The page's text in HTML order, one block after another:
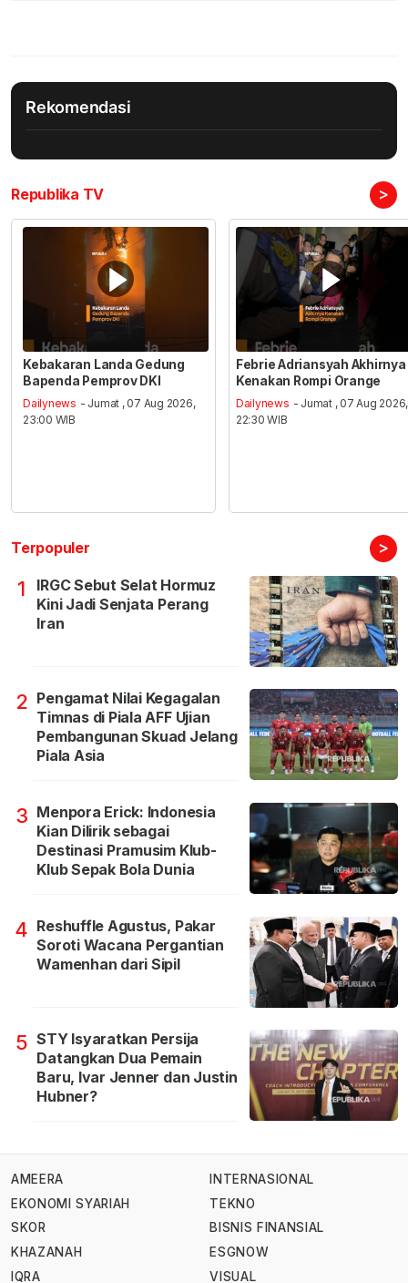
Rekomendasi
Republika TV >
Kebakaran Landa Gedung
Bapenda Pemprov DKI
Dailynews - Jumat , 07 Aug 2026,
23:00 WIB
Febrie Adriansyah Akhirnya
Kenakan Rompi Orange
Dailynews - Jumat , 07 Aug 2026,
22:30 WIB
Terpopuler >
1
IRGC Sebut Selat Hormuz
Kini Jadi Senjata Perang
Iran
2 Pengamat Nilai Kegagalan
Timnas di Piala AFF Ujian
Pembangunan Skuad Jelang
Piala Asia
3 Menpora Erick: Indonesia
Kian Dilirik sebagai
Destinasi Pramusim Klub-
Klub Sepak Bola Dunia
4 Reshuffle Agustus, Pakar
Soroti Wacana Pergantian
Wamenhan dari Sipil
5 STY Isyaratkan Persija
Datangkan Dua Pemain
Baru, Ivar Jenner dan Justin
Hubner?
AMEERA
EKONOMI SYARIAH
SKOR
KHAZANAH
IQRA
INTERNASIONAL
TEKNO
BISNIS FINANSIAL
ESGNOW
VISUAL